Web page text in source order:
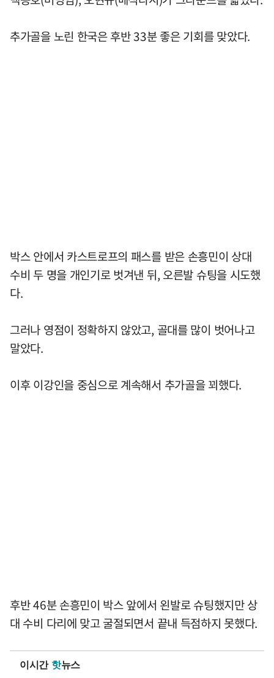
추가골을 노린 한국은 후반 33분 좋은 기회를 맞았다.
박스 안에서 카스트로프의 패스를 받은 손흥민이 상대
수비 두 명을 개인기로 벗겨낸 뒤, 오른발 슈팅을 시도했
다.
그러나 영점이 정확하지 않았고, 골대를 많이 벗어나고
말았다.
이후 이강인을 중심으로 계속해서 추가골을 꾀했다.
후반 46분 손흥민이 박스 앞에서 왼발로 슈팅했지만 상
대 수비 다리에 맞고 굴절되면서 끝내 득점하지 못했다.
이시간 핫뉴스